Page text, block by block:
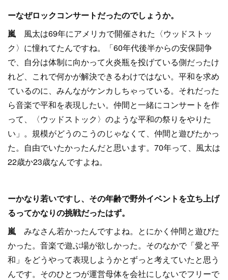
ーなぜロックコンサートだったのでしょうか。
嵐 風太は69年にアメリカで開催された〈ウッドストッ
ク〉に憧れてたんですね。「60年代後半からの安保闘争
で、自分は体制に向かって火炎瓶を投げている側だったけ
れど、これで何かが解決できるわけではない。平和を求め
ているのに、みんながケンカしちゃっている。それだった
ら音楽で平和を表現したい。仲間と一緒にコンサートを作
って、〈ウッドストック〉のような平和の祭りをやりた
い」。規模がどうのこうのじゃなくて、仲間と遊びたかっ
た。自由でいたかったんだと思います。70年って、風太は
22歳か23歳なんですよね。
ーかなり若いですし、その年齢で野外イベントを立ち上げ
るってかなりの挑戦だったはず。
嵐 みなさん若かったんですよね。とにかく仲間と遊びた
かった。音楽で遊ぶ場が欲しかった。そのなかで「愛と平
和」をどうやって表現しようかとずっと考えていたと思う
んです。そのひとつが運営母体を会社にしないでフリーで